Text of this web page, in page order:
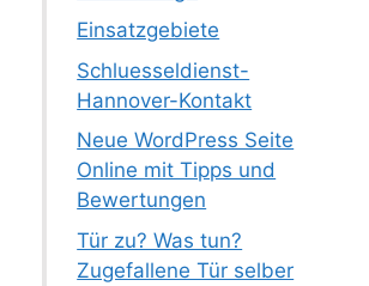
Einsatzgebiete
Schluesseldienst-
Hannover-Kontakt
Neue WordPress Seite
Online mit Tipps und
Bewertungen
Tür zu? Was tun?
Zugefallene Tür selber